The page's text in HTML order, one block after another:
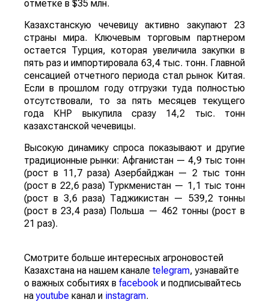
отметке в $35 млн.
Казахстанскую чечевицу активно закупают 23
страны мира. Ключевым торговым партнером
остается Турция, которая увеличила закупки в
пять раз и импортировала 63,4 тыс. тонн. Главной
сенсацией отчетного периода стал рынок Китая.
Если в прошлом году отгрузки туда полностью
отсутствовали, то за пять месяцев текущего
года КНР выкупила сразу 14,2 тыс. тонн
казахстанской чечевицы.
Высокую динамику спроса показывают и другие
традиционные рынки: Афганистан — 4,9 тыс тонн
(рост в 11,7 раза) Азербайджан — 2 тыс тонн
(рост в 22,6 раза) Туркменистан — 1,1 тыс тонн
(рост в 3,6 раза) Таджикистан — 539,2 тонны
(рост в 23,4 раза) Польша — 462 тонны (рост в
21 раз).
Смотрите больше интересных агроновостей
Казахстана на нашем канале telegram, узнавайте
о важных событиях в facebook и подписывайтесь
наyoutube канал и instagram.